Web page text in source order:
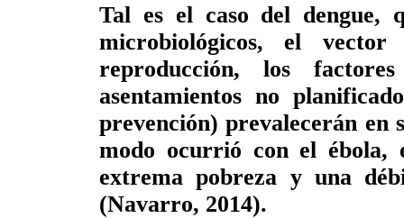
Tal es el caso del dengue,
microbiológicos, el
reproducción, los
asentamientos no
prevención) prevalecerán
modo ocurrió con el ébola,
extrema pobreza y una
(Navarro, 2014).